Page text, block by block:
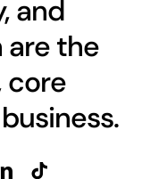
and
the
core